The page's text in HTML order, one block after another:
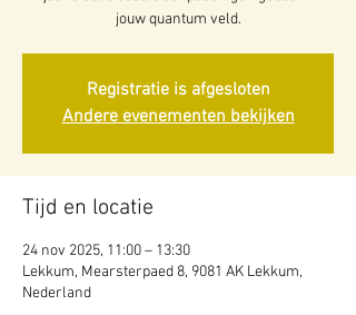
jouw quantum veld.
Registratie is afgesloten
Andere evenementen bekijken
Tijd en locatie
24 nov 2025, 11:00 – 13:30
Lekkum, Mearsterpaed 8, 9081 AK Lekkum,
Nederland